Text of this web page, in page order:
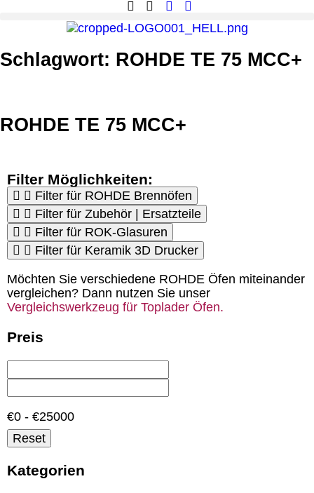
Schlagwort: ROHDE TE 75 MCC+
ROHDE TE 75 MCC+
Filter Möglichkeiten:
Filter für ROHDE Brennöfen
Filter für Zubehör | Ersatzteile
Filter für ROK-Glasuren
Filter für Keramik 3D Drucker
Möchten Sie verschiedene ROHDE Öfen miteinander
vergleichen? Dann nutzen Sie unser
Vergleichswerkzeug für Toplader Öfen.
Preis
€0 - €25000
Reset
Kategorien